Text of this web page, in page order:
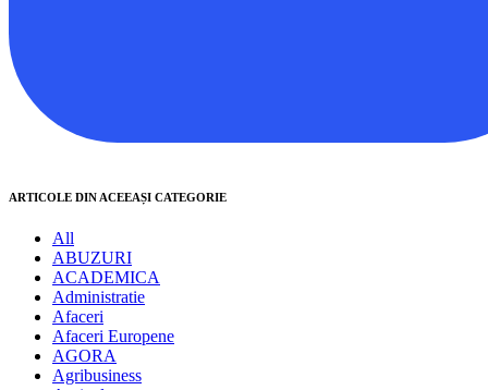
ARTICOLE DIN ACEEAȘI CATEGORIE
All
ABUZURI
ACADEMICA
Administratie
Afaceri
Afaceri Europene
AGORA
Agribusiness